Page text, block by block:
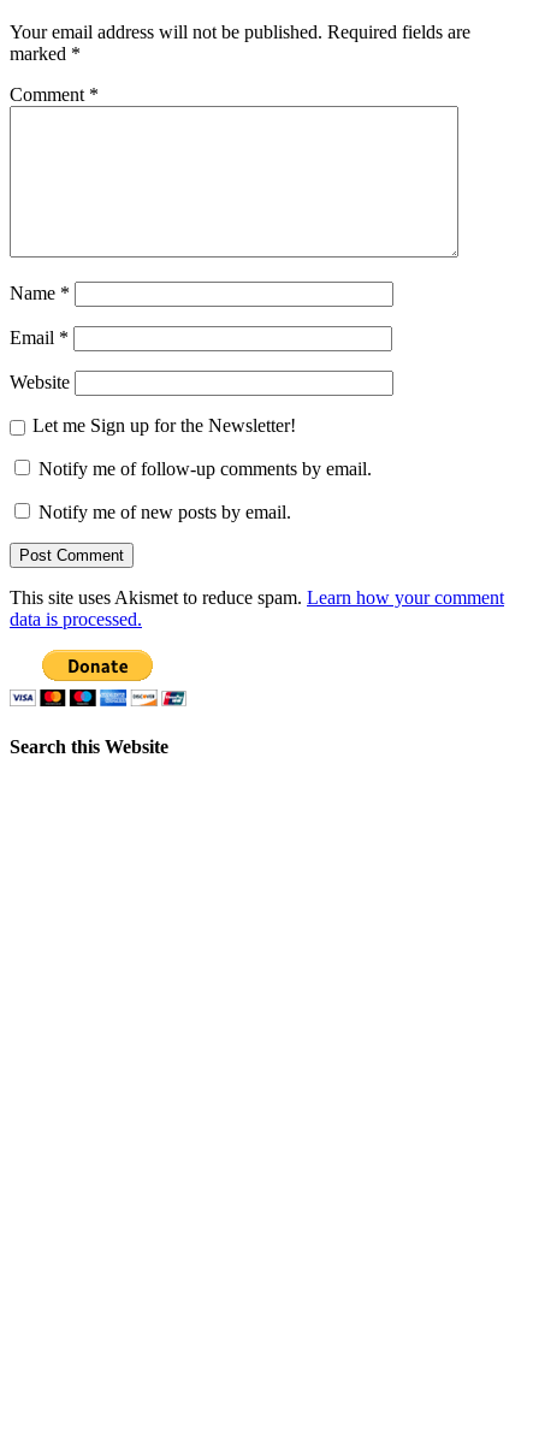
Your email address will not be published. Required fields are
marked *
Comment *
Name *
Email *
Website
Let me Sign up for the Newsletter!
Notify me of follow-up comments by email.
Notify me of new posts by email.
This site uses Akismet to reduce spam. Learn how your comment
data is processed.
Search this Website